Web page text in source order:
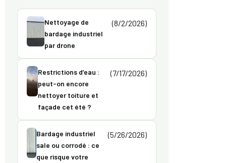
Nettoyage de
bardage industriel
par drone
(8/2/2026)
Restrictions d’eau :
peut-on encore
nettoyer toiture et
façade cet été ?
(7/17/2026)
Bardage industriel
sale ou corrodé : ce
que risque votre
(5/26/2026)